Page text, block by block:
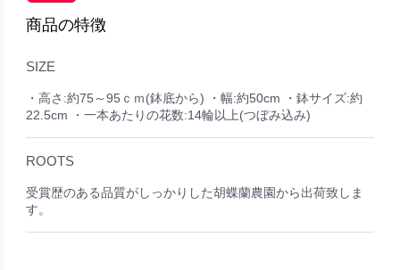
商品の特徴
SIZE
・高さ:約75～95ｃｍ(鉢底から) ・幅:約50cm ・鉢サイズ:約
22.5cm ・一本あたりの花数:14輪以上(つぼみ込み)
ROOTS
受賞歴のある品質がしっかりした胡蝶蘭農園から出荷致しま
す。